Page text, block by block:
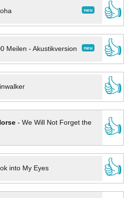
neu
👍
neu
Meilen - Akustikversion
👍
👍
- We Will Not Forget the
👍
into My Eyes
👍